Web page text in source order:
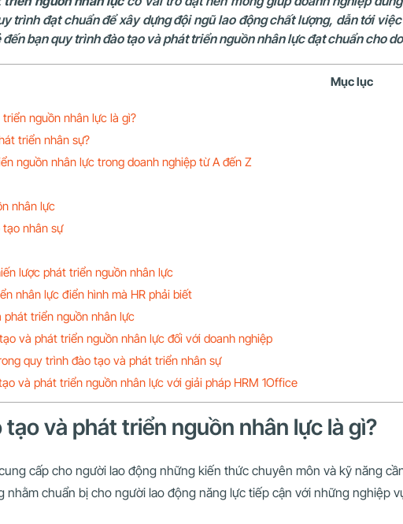
trình đạt chuẩn để xây dựng đội ngũ lao động chất lượng, dẫn tới
bạn quy trình đào tạo và phát triển nguồn nhân lực đạt chuẩn cho
Mục lục
nguồn nhân lực là gì?
triển nhân sự?
nguồn nhân lực trong doanh nghiệp từ A đến Z
nhân lực
tạo nhân sự
lược phát triển nguồn nhân lực
nhân lực điển hình mà HR phải biết
triển nguồn nhân lực
và phát triển nguồn nhân lực đối với doanh nghiệp
quy trình đào tạo và phát triển nhân sự
và phát triển nguồn nhân lực với giải pháp HRM 1Office
tạo và phát triển nguồn nhân lực là gì?
cấp cho người lao động những kiến thức chuyên môn và kỹ năng
nhằm chuẩn bị cho người lao động năng lực tiếp cận với những